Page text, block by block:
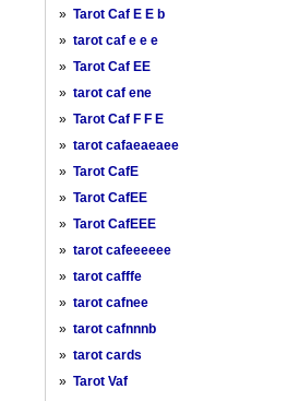
» Tarot Caf E E b
» tarot caf e e e
» Tarot Caf EE
» tarot caf ene
» Tarot Caf F F E
» tarot cafaeaeaee
» Tarot CafE
» Tarot CafEE
» Tarot CafEEE
» tarot cafeeeeee
» tarot cafffe
» tarot cafnee
» tarot cafnnnb
» tarot cards
» Tarot Vaf